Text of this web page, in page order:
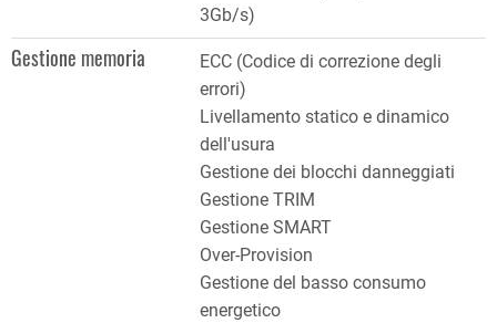
3Gb/s)
Gestione memoria
ECC (Codice di correzione degli
errori)
Livellamento statico e dinamico
dell'usura
Gestione dei blocchi danneggiati
Gestione TRIM
Gestione SMART
Over-Provision
Gestione del basso consumo
energetico